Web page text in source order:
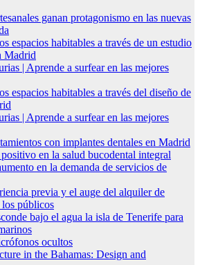
ganan protagonismo en las nuevas
espacios habitables a través de un estudio
Madrid
| Aprende a surfear en las mejores
espacios habitables a través del diseño de
| Aprende a surfear en las mejores
con implantes dentales en Madrid
en la salud bucodental integral
en la demanda de servicios de
previa y el auge del alquiler de
los públicos
bajo el agua la isla de Tenerife para
ocultos
in the Bahamas: Design and